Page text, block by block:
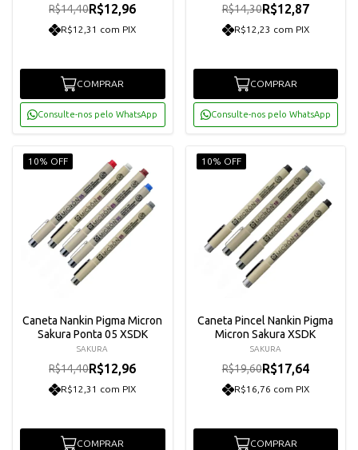
R$14,40R$12,96
R$12,31 com PIX
COMPRAR
Consulte-nos pelo WhatsApp
R$14,30R$12,87
R$12,23 com PIX
COMPRAR
Consulte-nos pelo WhatsApp
10% OFF
Caneta Nankin Pigma Micron
Sakura Ponta 05 XSDK
SAKURA
R$14,40R$12,96
R$12,31 com PIX
COMPRAR
10% OFF
Caneta Pincel Nankin Pigma
Micron Sakura XSDK
SAKURA
R$19,60R$17,64
R$16,76 com PIX
COMPRAR